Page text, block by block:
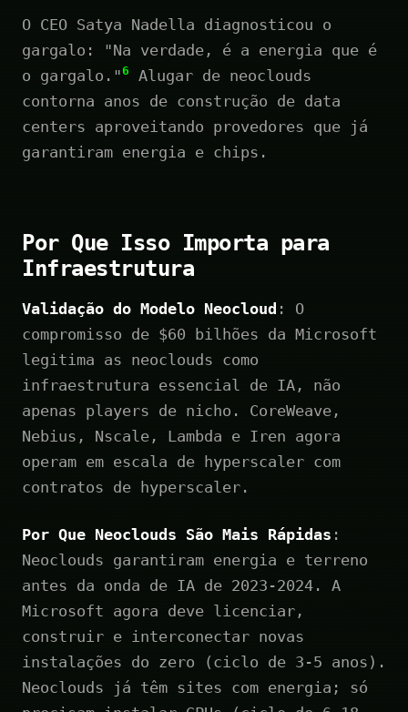
O CEO Satya Nadella diagnosticou o
gargalo: "Na verdade, é a energia que é
o gargalo."6
Alugar de neoclouds
contorna anos de construção de data
centers aproveitando provedores que já
garantiram energia e chips.
Por Que Isso Importa para
Infraestrutura
Validação do Modelo Neocloud : O
compromisso de $60 bilhões da Microsoft
legitima as neoclouds como
infraestrutura essencial de IA, não
apenas players de nicho. CoreWeave,
Nebius, Nscale, Lambda e Iren agora
operam em escala de hyperscaler com
contratos de hyperscaler.
Por Que Neoclouds São Mais Rápidas :
Neoclouds garantiram energia e terreno
antes da onda de IA de 2023-2024. A
Microsoft agora deve licenciar,
construir e interconectar novas
instalações do zero (ciclo de 3-5 anos).
Neoclouds já têm sites com energia; só